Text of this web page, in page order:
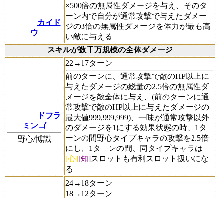
カイド
ウ
×500倍の無属性ダメージを与え、そのタ
ーン内で自分が通常攻撃で与えたダメー
ジの3倍の無属性ダメージを体力が最も高
い敵に与える
スキルが数千万規模の全体ダメージ
ドフラ
ミンゴ
野心/博識
22→17ターン
前のターンに、通常攻撃で敵のHP以上に
与えたダメージの総量の2.5倍の無属性ダ
メージを敵全体に与え、(前のターンに通
常攻撃で敵のHP以上に与えたダメージの
最大値999,999,999)、一味が通常攻撃以外
のダメージを1にする効果状態の時、1タ
ーンの間野心タイプキャラの攻撃を2.5倍
にし、1ターンの間、同タイプキャラは
[心][知]スロットも有利スロット扱いにな
る
24→18ターン
18→12ターン